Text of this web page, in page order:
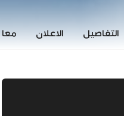
التفاصيل الاعلان